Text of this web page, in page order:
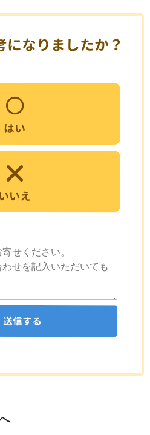
になりましたか？
はい
いいえ
送信する